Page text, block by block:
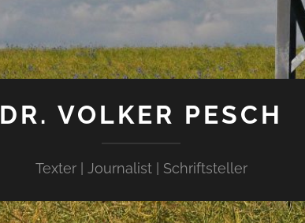
DR. VOLKER PESCH
Texter | Journalist | Schriftsteller